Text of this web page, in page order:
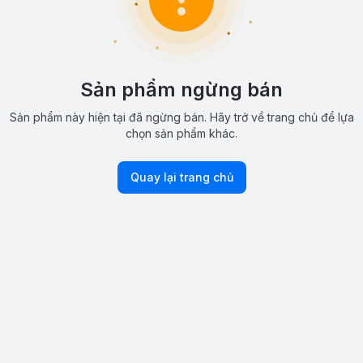
Sản phẩm ngừng bán
Sản phẩm này hiện tại đã ngừng bán. Hãy trở về trang chủ để lựa
chọn sản phẩm khác.
Quay lại trang chủ